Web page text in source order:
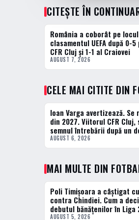
CITEȘTE ÎN
FOTBAL EXTERN
România a coborât pe
clasamentul UEFA după 0-
CFR Cluj și 1-1 al Craiovei
AUGUST 7, 2026
CELE MAI CITITE DIN
1 · TOP
Ioan Varga avertizează. Se
din 2027. Viitorul CFR Cluj,
semnul întrebării după un
AUGUST 6, 2026
MAI MULTE DIN
FOTBAL INTERN
Poli Timișoara a câștigat
contra Chindiei. Cum a
debutul bănățenilor în Liga
AUGUST 5, 2026